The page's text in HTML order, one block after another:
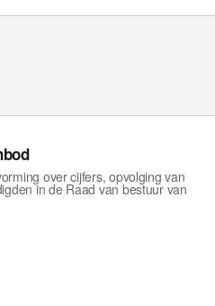
over cijfers, opvolging van
in de Raad van bestuur van